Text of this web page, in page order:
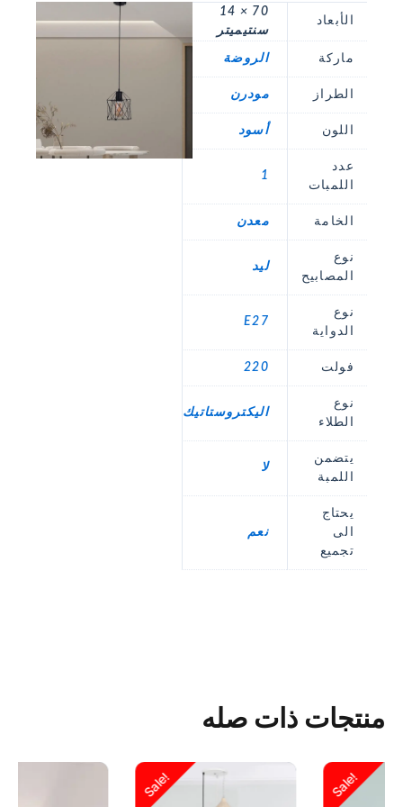
الأبعاد
70 × 14
سنتيميتر
ماركة الروضة
الطراز مودرن
اللون أسود
عدد
اللمبات
1
الخامة معدن
نوع
المصابيح
ليد
نوع
الدواية
E27
فولت 220
نوع
الطلاء
اليكتروستاتيك
يتضمن
اللمبة
لا
يحتاج
الى
تجميع
نعم
منتجات ذات صله
السعر
السعر
الحالي
السعر
السعر
الحالي